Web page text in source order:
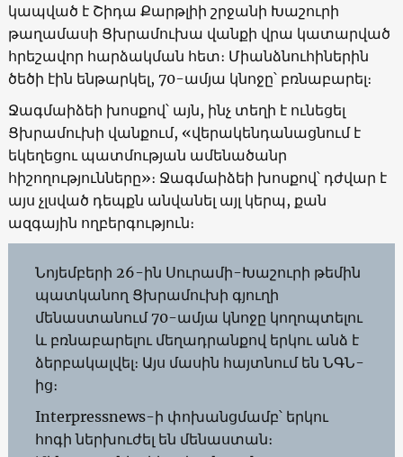
կապված է Շիդա Քարթլիի շրջանի Խաշուրի
թաղամասի Ցխրամուխա վանքի վրա կատարված
հրեշավոր հարձակման հետ։ Միանձնուհիներին
ծեծի էին ենթարկել, 70-ամյա կնոջը՝ բռնաբարել։
Ջագմաիձեի խոսքով՝ այն, ինչ տեղի է ունեցել
Ցխրամուխի վանքում, «վերակենդանացնում է
եկեղեցու պատմության ամենածանր
հիշողությունները»։ Ջագմաիձեի խոսքով՝ դժվար է
այս չլսված դեպքն անվանել այլ կերպ, քան
ազգային ողբերգություն։
Նոյեմբերի 26-ին Սուրամի-Խաշուրի թեմին
պատկանող Ցխրամուխի գյուղի
մենաստանում 70-ամյա կնոջը կողոպտելու
և բռնաբարելու մեղադրանքով երկու անձ է
ձերբակալվել։ Այս մասին հայտնում են ՆԳՆ-
ից։
Interpressnews-ի փոխանցմամբ՝ երկու
հոգի ներխուժել են մենաստան։